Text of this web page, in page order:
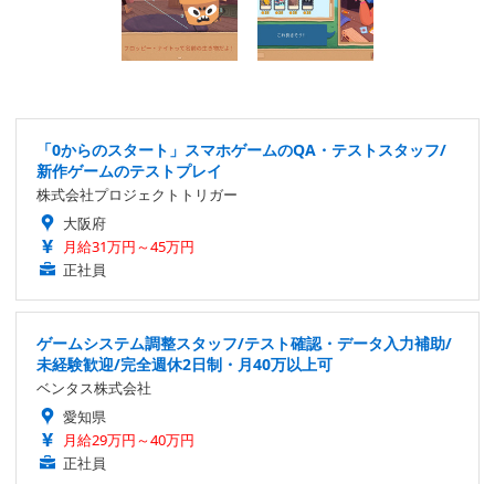
「0からのスタート」スマホゲームのQA・テストスタッフ/
新作ゲームのテストプレイ
株式会社プロジェクトトリガー
大阪府
月給31万円～45万円
正社員
ゲームシステム調整スタッフ/テスト確認・データ入力補助/
未経験歓迎/完全週休2日制・月40万以上可
ベンタス株式会社
愛知県
月給29万円～40万円
正社員